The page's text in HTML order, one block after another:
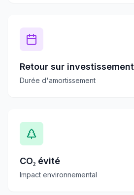
Retour sur investissement
Durée d'amortissement
CO₂ évité
Impact environnemental